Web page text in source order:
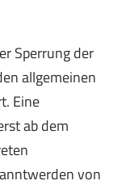
Sperrung der
allgemeinen
Eine
ab dem
von